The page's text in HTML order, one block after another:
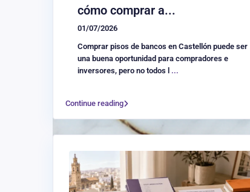
cómo comprar a...
01/07/2026
Comprar pisos de bancos en Castellón puede ser
una buena oportunidad para compradores e
inversores, pero no todos l ...
Continue reading